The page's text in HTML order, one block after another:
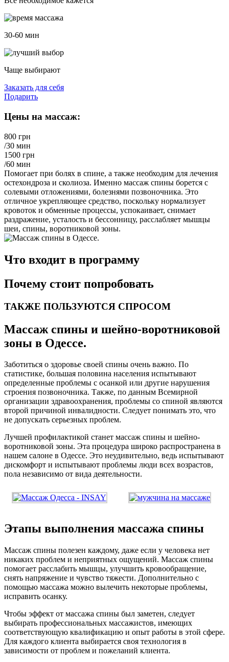
30-60 мин
Чаще выбирают
Заказать для себя
Подарить
Цены на массаж:
800 грн
/30 мин
1500 грн
/60 мин
Помогает при болях в спине, а также необходим для лечения
остехондроза и сколиоза. Именно массаж спины борется с
солевыми отложениями, болезнями позвоночника. Это
отличное укрепляющее средство, поскольку нормализует
кровоток и обменные процессы, успокаивает, снимает
раздражение, усталость и бессонницу, расслабляет мышцы
шеи, спины, воротниковой зоны.
Что входит в программу
Почему стоит попробовать
ТАКЖЕ ПОЛЬЗУЮТСЯ СПРОСОМ
Массаж спины и шейно-воротниковой
зоны в Одессе.
Заботиться о здоровье своей спины очень важно. По
статистике, большая половина населения испытывают
определенные проблемы с осанкой или другие нарушения
строения позвоночника. Также, по данным Всемирной
организации здравоохранения, проблемы со спиной являются
второй причиной инвалидности. Следует понимать это, что
не допускать серьезных проблем.
Лучшей профилактикой станет массаж спины и шейно-
воротниковой зоны. Эта процедура широко распространена в
нашем салоне в Одессе. Это неудивительно, ведь испытывают
дискомфорт и испытывают проблемы люди всех возрастов,
пола независимо от вида деятельности.
Этапы выполнения массажа спины
Массаж спины полезен каждому, даже если у человека нет
никаких проблем и неприятных ощущений. Массаж спины
помогает расслабить мышцы, улучшить кровообращение,
снять напряжение и чувство тяжести. Дополнительно с
помощью массажа можно вылечить некоторые проблемы,
исправить осанку.
Чтобы эффект от массажа спины был заметен, следует
выбирать профессиональных массажистов, имеющих
соответствующую квалификацию и опыт работы в этой сфере.
Для каждого клиента выбирается своя технология в
зависимости от проблем и пожеланий клиента.